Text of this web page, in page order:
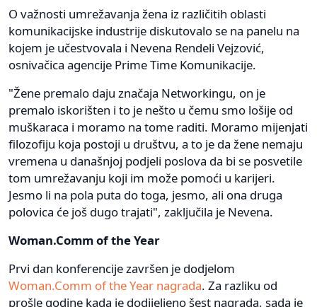
O važnosti umrežavanja žena iz različitih oblasti
komunikacijske industrije diskutovalo se na panelu na
kojem je učestvovala i Nevena Rendeli Vejzović,
osnivačica agencije Prime Time Komunikacije.
"Žene premalo daju značaja Networkingu, on je
premalo iskorišten i to je nešto u čemu smo lošije od
muškaraca i moramo na tome raditi. Moramo mijenjati
filozofiju koja postoji u društvu, a to je da žene nemaju
vremena u današnjoj podjeli poslova da bi se posvetile
tom umrežavanju koji im može pomoći u karijeri.
Jesmo li na pola puta do toga, jesmo, ali ona druga
polovica će još dugo trajati", zaključila je Nevena.
Woman.Comm of the Year
Prvi dan konferencije završen je dodjelom
Woman.Comm of the Year nagrada. Za razliku od
prošle godine kada je dodijeljeno šest nagrada, sada je